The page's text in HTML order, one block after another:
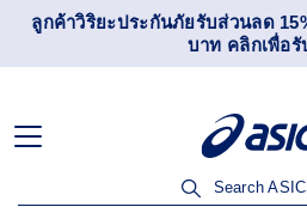
เข้าร่วม OneASICS™ เพื่อสะสมค
สมาชิกเท่านั้น ส
Search